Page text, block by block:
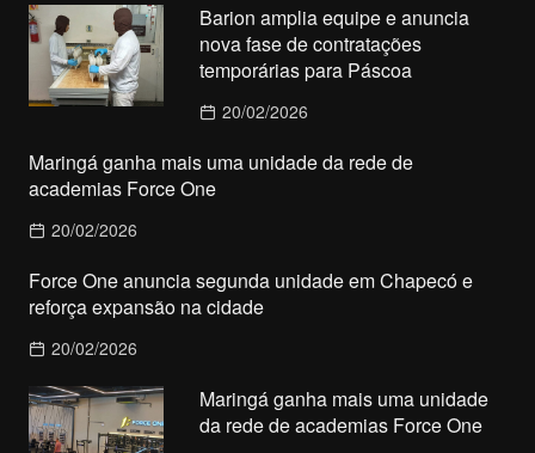
Barion amplia equipe e anuncia
nova fase de contratações
temporárias para Páscoa
20/02/2026
Maringá ganha mais uma unidade da rede de
academias Force One
20/02/2026
Force One anuncia segunda unidade em Chapecó e
reforça expansão na cidade
20/02/2026
Maringá ganha mais uma unidade
da rede de academias Force One